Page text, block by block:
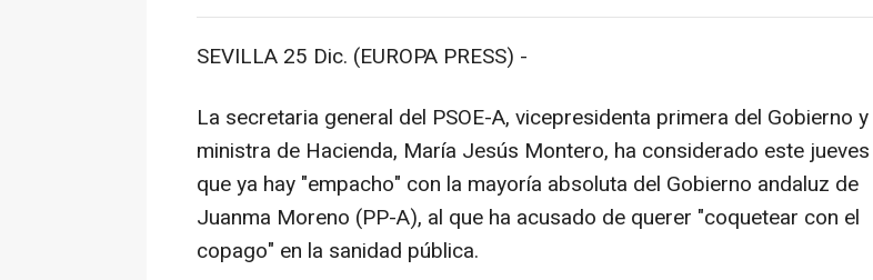
SEVILLA 25 Dic. (EUROPA PRESS) -
La secretaria general del PSOE-A, vicepresidenta primera del Gobierno y
ministra de Hacienda, María Jesús Montero, ha considerado este jueves
que ya hay "empacho" con la mayoría absoluta del Gobierno andaluz de
Juanma Moreno (PP-A), al que ha acusado de querer "coquetear con el
copago" en la sanidad pública.